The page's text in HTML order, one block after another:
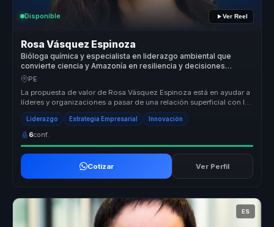
Disponible Ver Reel
Rosa Vásquez Espinoza
Bióloga química y especialista en liderazgo ambiental que
convierte ciencia y Amazonía en resiliencia y decisiones
sostenibles para organizaciones.
PE
La propuesta de valor de Rosa Vásquez Espinoza está en ayudar a
líderes y organizaciones a pasar de una relación superficial con la
soste...
Liderazgo Estrategia Empresarial Innovación
6conf.
Cotizar Ver Perfil
ES